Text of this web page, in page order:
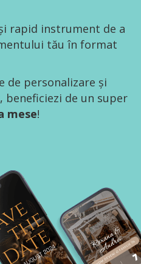
rapid instrument de a
tău în format
de personalizare și
de un super
mese!